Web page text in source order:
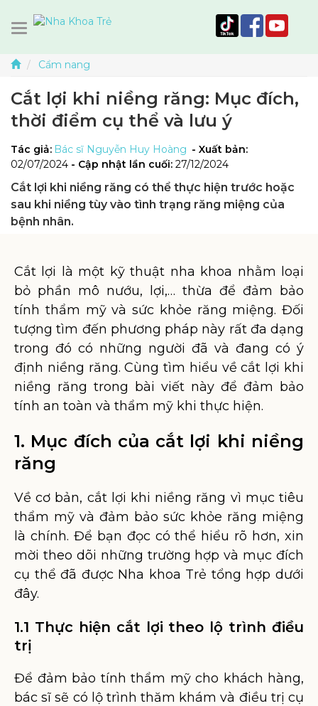
Cẩm nang
Cắt lợi khi niềng răng: Mục đích,
thời điểm cụ thể và lưu ý
Tác giả: Bác sĩ Nguyễn Huy Hoàng - Xuất bản:
02/07/2024 - Cập nhật lần cuối: 27/12/2024
Cắt lợi khi niềng răng có thể thực hiện trước hoặc
sau khi niềng tùy vào tình trạng răng miệng của
bệnh nhân.
Cắt lợi là một kỹ thuật nha khoa nhằm loại
bỏ phần mô nướu, lợi,… thừa để đảm bảo
tính thẩm mỹ và sức khỏe răng miệng. Đối
tượng tìm đến phương pháp này rất đa dạng
trong đó có những người đã và đang có ý
định niềng răng. Cùng tìm hiểu về cắt lợi khi
niềng răng trong bài viết này để đảm bảo
tính an toàn và thẩm mỹ khi thực hiện.
1. Mục đích của cắt lợi khi niềng
răng
Về cơ bản, cắt lợi khi niềng răng vì mục tiêu
thẩm mỹ và đảm bảo sức khỏe răng miệng
là chính. Để bạn đọc có thể hiểu rõ hơn, xin
mời theo dõi những trường hợp và mục đích
cụ thể đã được Nha khoa Trẻ tổng hợp dưới
đây.
1.1 Thực hiện cắt lợi theo lộ trình điều
trị
Để đảm bảo tính thẩm mỹ cho khách hàng,
bác sĩ sẽ có lộ trình thăm khám và điều trị cụ